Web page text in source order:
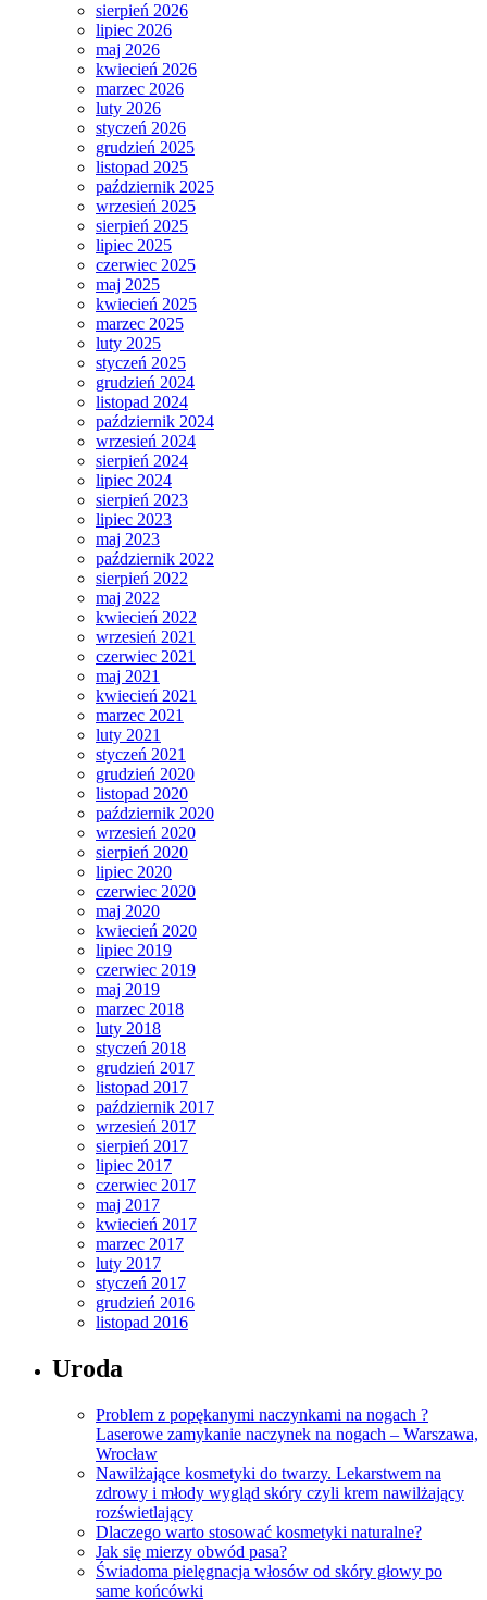
sierpień 2026
lipiec 2026
maj 2026
kwiecień 2026
marzec 2026
luty 2026
styczeń 2026
grudzień 2025
listopad 2025
październik 2025
wrzesień 2025
sierpień 2025
lipiec 2025
czerwiec 2025
maj 2025
kwiecień 2025
marzec 2025
luty 2025
styczeń 2025
grudzień 2024
listopad 2024
październik 2024
wrzesień 2024
sierpień 2024
lipiec 2024
sierpień 2023
lipiec 2023
maj 2023
październik 2022
sierpień 2022
maj 2022
kwiecień 2022
wrzesień 2021
czerwiec 2021
maj 2021
kwiecień 2021
marzec 2021
luty 2021
styczeń 2021
grudzień 2020
listopad 2020
październik 2020
wrzesień 2020
sierpień 2020
lipiec 2020
czerwiec 2020
maj 2020
kwiecień 2020
lipiec 2019
czerwiec 2019
maj 2019
marzec 2018
luty 2018
styczeń 2018
grudzień 2017
listopad 2017
październik 2017
wrzesień 2017
sierpień 2017
lipiec 2017
czerwiec 2017
maj 2017
kwiecień 2017
marzec 2017
luty 2017
styczeń 2017
grudzień 2016
listopad 2016
Uroda
Problem z popękanymi naczynkami na nogach ?
Laserowe zamykanie naczynek na nogach – Warszawa,
Wrocław
Nawilżające kosmetyki do twarzy. Lekarstwem na
zdrowy i młody wygląd skóry czyli krem nawilżający
rozświetlający
Dlaczego warto stosować kosmetyki naturalne?
Jak się mierzy obwód pasa?
Świadoma pielęgnacja włosów od skóry głowy po
same końcówki